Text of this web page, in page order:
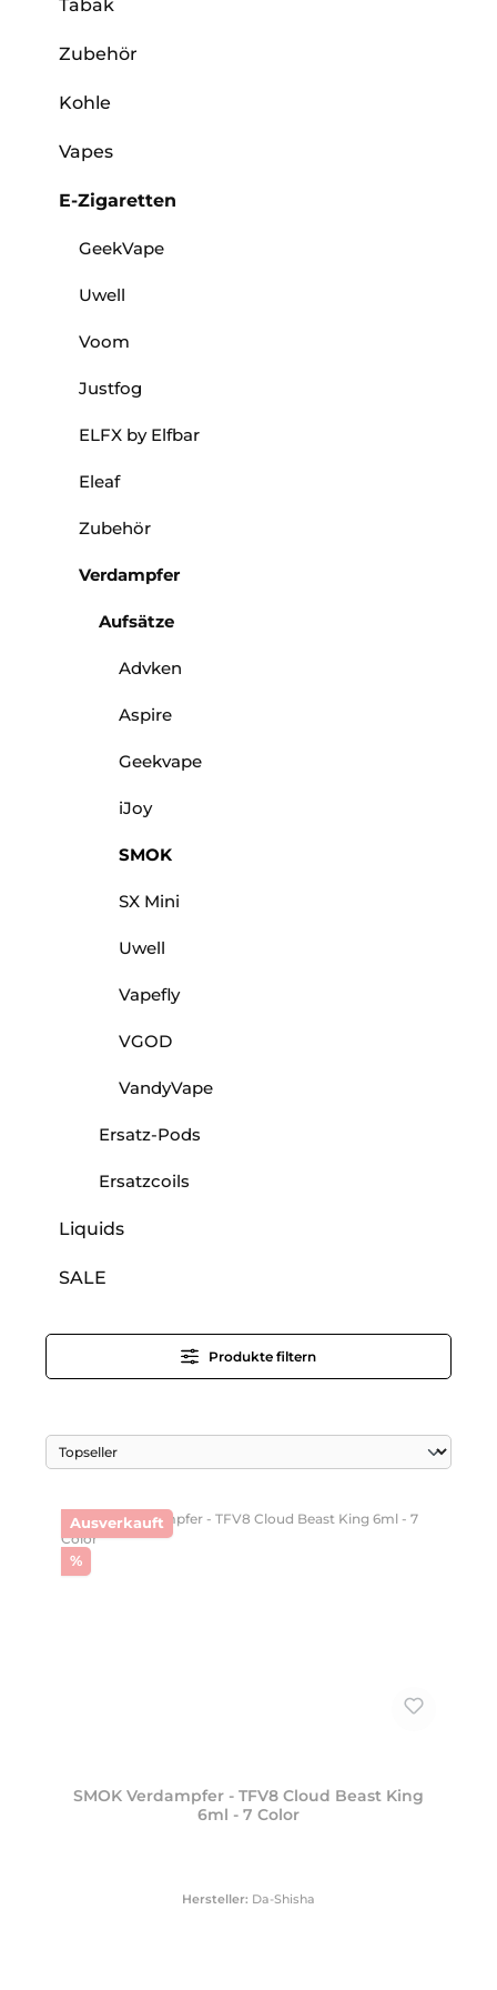
Tabak
Zubehör
Kohle
Vapes
E-Zigaretten
GeekVape
Uwell
Voom
Justfog
ELFX by Elfbar
Eleaf
Zubehör
Verdampfer
Aufsätze
Advken
Aspire
Geekvape
iJoy
SMOK
SX Mini
Uwell
Vapefly
VGOD
VandyVape
Ersatz-Pods
Ersatzcoils
Liquids
SALE
Produkte filtern
Ausverkauft
%Rabatt
SMOK Verdampfer - TFV8 Cloud Beast King
6ml - 7 Color
Hersteller: Da-Shisha